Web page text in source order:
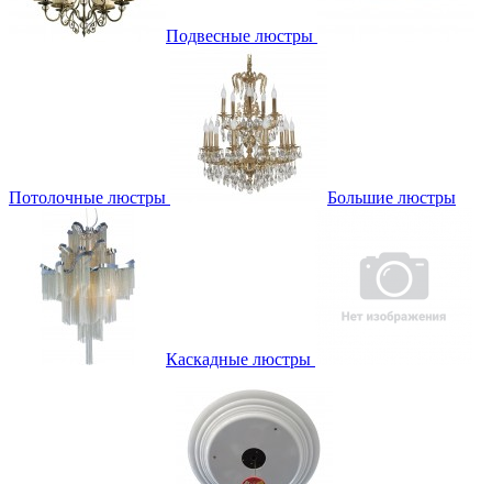
Подвесные люстры
Потолочные люстры Большие люстры
Каскадные люстры